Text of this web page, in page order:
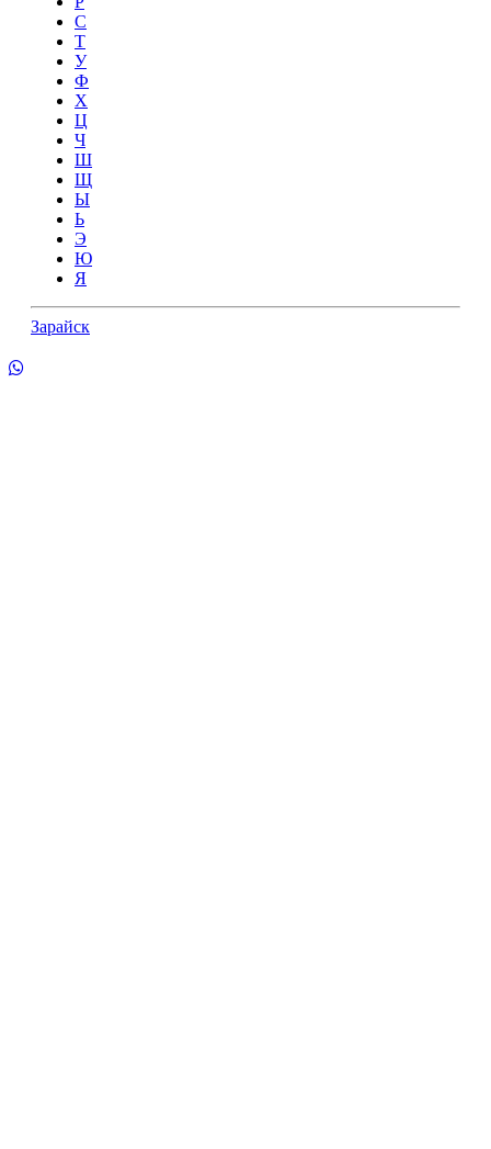
С
Т
У
Ф
Х
Ц
Ч
Ш
Щ
Ы
Ь
Э
Ю
Я
Зарайск